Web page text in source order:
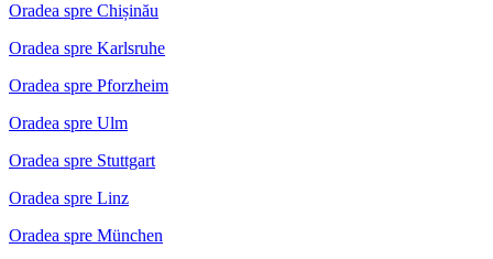
Oradea spre Chișinău
Oradea spre Karlsruhe
Oradea spre Pforzheim
Oradea spre Ulm
Oradea spre Stuttgart
Oradea spre Linz
Oradea spre München